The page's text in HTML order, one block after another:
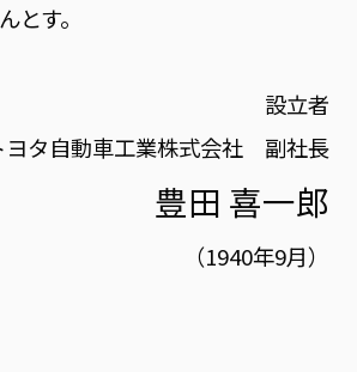
とす。
設立者
ヨタ自動車工業株式会社 副社長
豊田 喜一郎
（1940年9月）